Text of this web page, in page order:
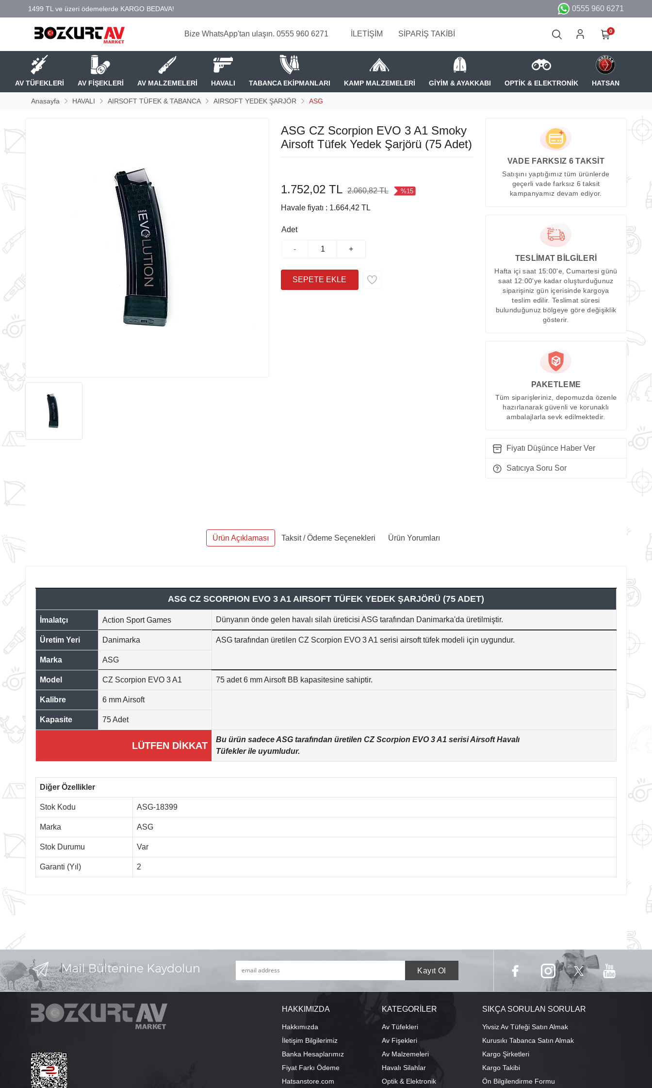
0555 960 6271
Bize WhatsApp'tan ulaşın. 0555 960 6271 İLETİŞİM SİPARİŞ TAKİBİ 0
AV TÜFEKLERİ AV FİŞEKLERİ AV MALZEMELERİ HAVALI TABANCA EKİPMANLARI KAMP MALZEMELERİ GİYİM & AYAKKABI OPTİK & ELEKTRONİK HATSAN
Anasayfa HAVALI AIRSOFT TÜFEK & TABANCA AIRSOFT YEDEK ŞARJÖR ASG
ASG CZ Scorpion EVO 3 A1 Smoky
Airsoft Tüfek Yedek Şarjörü (75 Adet)
1.752,02 TL 2.060,82 TL %15
Havale fiyatı : 1.664,42 TL
Adet
- +
VADE FARKSIZ 6 TAKSİT
Satışını yaptığımız tüm ürünlerde
geçerli vade farksız 6 taksit
kampanyamız devam ediyor.
TESLİMAT BİLGİLERİ
Hafta içi saat 15:00'e, Cumartesi günü
saat 12:00'ye kadar oluşturduğunuz
siparişiniz gün içerisinde kargoya
teslim edilir. Teslimat süresi
bulunduğunuz bölgeye göre değişiklik
gösterir.
PAKETLEME
Tüm siparişleriniz, depomuzda özenle
hazırlanarak güvenli ve korunaklı
ambalajlarla sevk edilmektedir.
Fiyatı Düşünce Haber Ver
Satıcıya Soru Sor
Ürün Açıklaması Taksit / Ödeme Seçenekleri Ürün Yorumları
ASG CZ SCORPION EVO 3 A1 AIRSOFT TÜFEK YEDEK ŞARJÖRÜ (75 ADET)
İmalatçı Action Sport Games Dünyanın önde gelen havalı silah üreticisi ASG tarafından Danimarka'da üretilmiştir.
Üretim Yeri Danimarka ASG tarafından üretilen CZ Scorpion EVO 3 A1 serisi airsoft tüfek modeli için uygundur.
Marka ASG
Model CZ Scorpion EVO 3 A1 75 adet 6 mm Airsoft BB kapasitesine sahiptir.
Kalibre 6 mm Airsoft
Kapasite 75 Adet
LÜTFEN DİKKAT
Bu ürün sadece ASG tarafından üretilen CZ Scorpion EVO 3 A1 serisi Airsoft Havalı
Tüfekler ile uyumludur.
Diğer Özellikler
Stok Kodu ASG-18399
Marka ASG
Stok Durumu Var
Garanti (Yıl) 2
HAKKIMIZDA
Hakkımızda
İletişim Bilgilerimiz
Banka Hesaplarımız
Fiyat Farkı Ödeme
Hatsanstore.com
KATEGORİLER
Av Tüfekleri
Av Fişekleri
Av Malzemeleri
Havalı Silahlar
Optik & Elektronik
SIKÇA SORULAN SORULAR
Yivsiz Av Tüfeği Satın Almak
Kurusıkı Tabanca Satın Almak
Kargo Şirketleri
Kargo Takibi
Ön Bilgilendirme Formu